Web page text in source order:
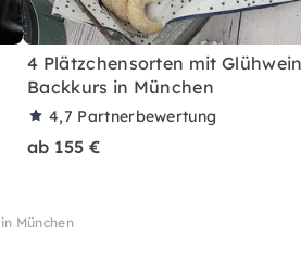
4 Plätzchensorten mit
Backkurs in München
4,7 Partnerbewertung
ab 155 €
München